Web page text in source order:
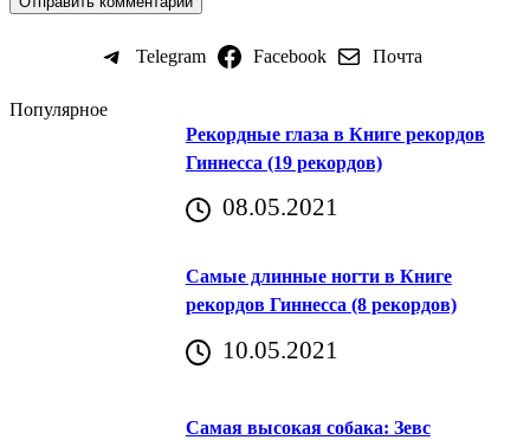
Telegram Facebook Почта
Популярное
Рекордные глаза в Книге рекордов
Гиннесса (19 рекордов)
08.05.2021
Самые длинные ногти в Книге
рекордов Гиннесса (8 рекордов)
10.05.2021
Самая высокая собака: Зевс